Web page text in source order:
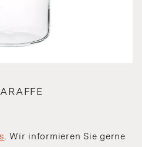
. Wir informieren Sie gerne